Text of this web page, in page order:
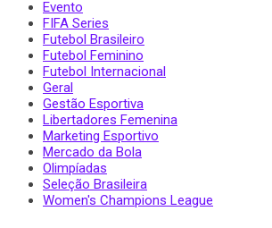
Evento
FIFA Series
Futebol Brasileiro
Futebol Feminino
Futebol Internacional
Geral
Gestão Esportiva
Libertadores Femenina
Marketing Esportivo
Mercado da Bola
Olimpíadas
Seleção Brasileira
Women's Champions League